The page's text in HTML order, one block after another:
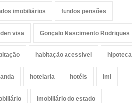
imobiliários fundos pensões
visa Gonçalo Nascimento Rodrigues
habitação acessível hipoteca
hotelaria hotéis imi
imobiliário do estado